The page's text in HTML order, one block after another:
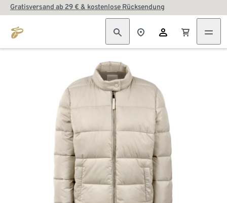
Gratisversand ab 29 € & kostenlose Rücksendung